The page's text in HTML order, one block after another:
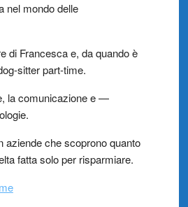
nel mondo delle
di Francesca e, da quando è
sitter part-time.
la comunicazione e —
aziende che scoprono quanto
fatta solo per risparmiare.